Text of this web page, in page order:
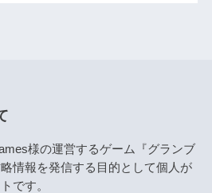
様の運営するゲーム『グランブ
情報を発信する目的として個人が
です。